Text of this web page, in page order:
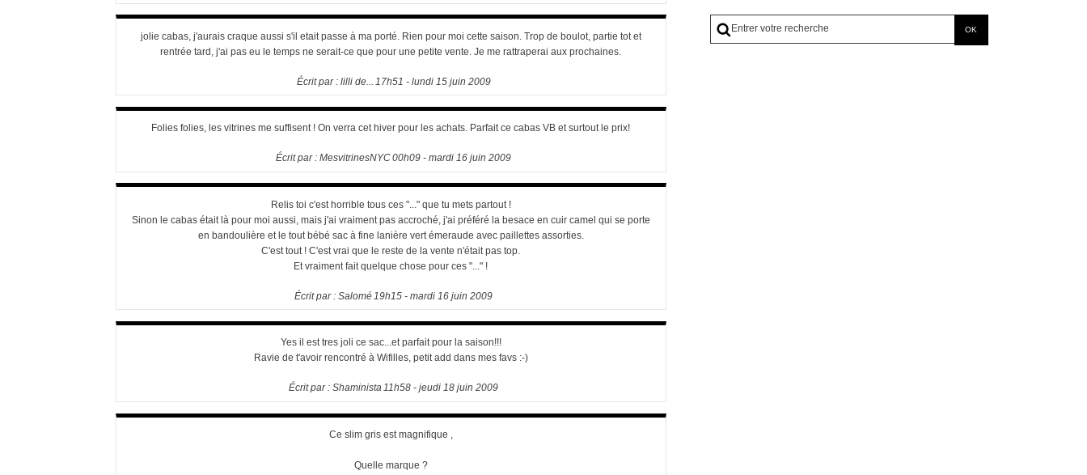
jolie cabas, j'aurais craque aussi s'il etait passe à ma porté. Rien pour moi cette saison. Trop de boulot, partie tot et
rentrée tard, j'ai pas eu le temps ne serait-ce que pour une petite vente. Je me rattraperai aux prochaines.
Écrit par : lilli de... 17h51 - lundi 15 juin 2009
Folies folies, les vitrines me suffisent ! On verra cet hiver pour les achats. Parfait ce cabas VB et surtout le prix!
Écrit par :MesvitrinesNYC00h09 -mardi 16 juin 2009
Relis toi c'est horrible tous ces "..." que tu mets partout !
Sinon le cabas était là pour moi aussi, mais j'ai vraiment pas accroché, j'ai préféré la besace en cuir camel qui se porte
en bandoulière et le tout bébé sac à fine lanière vert émeraude avec paillettes assorties.
C'est tout ! C'est vrai que le reste de la vente n'était pas top.
Et vraiment fait quelque chose pour ces "..." !
Écrit par :Salomé19h15 -mardi 16 juin 2009
Yes il est tres joli ce sac...et parfait pour la saison!!!
Ravie de t'avoir rencontré à Wifilles, petit add dans mes favs :-)
Écrit par :Shaminista11h58 -jeudi 18 juin 2009
Ce slim gris est magnifique ,
Quelle marque ?